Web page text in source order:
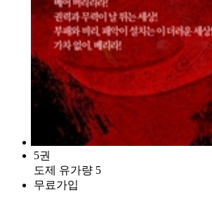
5권
도제 유가량 5
무료가입